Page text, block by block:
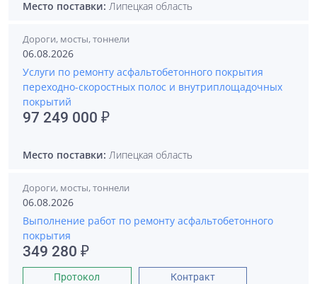
Место поставки: Липецкая область
Дороги, мосты, тоннели
06.08.2026
Услуги по ремонту асфальтобетонного покрытия
переходно-скоростных полос и внутриплощадочных
покрытий
97 249 000 ₽
Место поставки: Липецкая область
Дороги, мосты, тоннели
06.08.2026
Выполнение работ по ремонту асфальтобетонного
покрытия
349 280 ₽
Протокол Контракт